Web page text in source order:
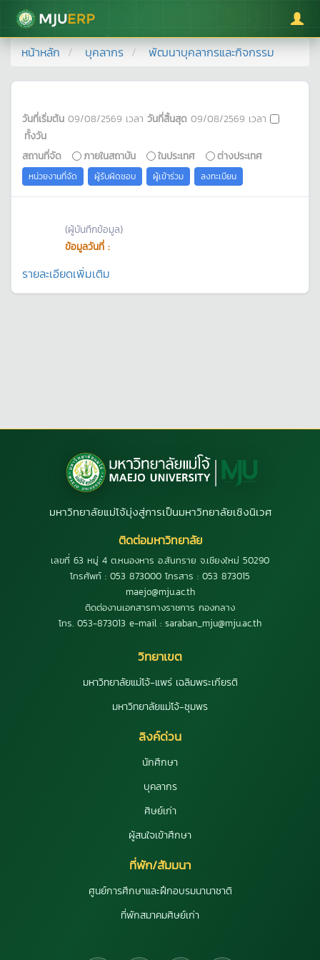
มหาวิทยาลัยแม่โจ้
หน้าหลัก บุคลากร พัฒนาบุคลากรและกิจกรรม
วันที่เริ่มต้น 09/08/2569 เวลา วันที่สิ้นสุด 09/08/2569 เวลา
ทั้งวัน
สถานที่จัด
ภายในสถาบัน ในประเทศ ต่างประเทศ
หน่วยงานที่จัด ผู้รับผิดชอบ ผู้เข้าร่วม ลงทะเบียน
(ผู้บันทึกข้อมูล)
ข้อมูลวันที่ :
รายละเอียดเพิ่มเติม
มหาวิทยาลัยแม่โจ้มุ่งสู่การเป็นมหาวิทยาลัยเชิงนิเวศ
ติดต่อมหาวิทยาลัย
เลขที่ 63 หมู่ 4 ต.หนองหาร อ.สันทราย จ.เชียงใหม่ 50290
โทรศัพท์ : 053 873000 โทรสาร : 053 873015
maejo@mju.ac.th
ติดต่องานเอกสารทางราชการ กองกลาง
โทร. 053-873013 e-mail : saraban_mju@mju.ac.th
วิทยาเขต
มหาวิทยาลัยแม่โจ้-แพร่ เฉลิมพระเกียรติ
มหาวิทยาลัยแม่โจ้-ชุมพร
ลิงค์ด่วน
นักศึกษา
บุคลากร
ศิษย์เก่า
ผู้สนใจเข้าศึกษา
ที่พัก/สัมมนา
ศูนย์การศึกษาและฝึกอบรมนานาชาติ
ที่พักสมาคมศิษย์เก่า